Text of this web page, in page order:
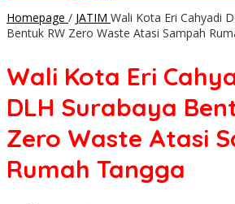
Homepage / JATIM Wali Kota Eri Cahyadi
Bentuk RW Zero Waste Atasi Sampah
Wali Kota Eri
DLH Surabaya
Zero Waste Atasi
Rumah Tangga